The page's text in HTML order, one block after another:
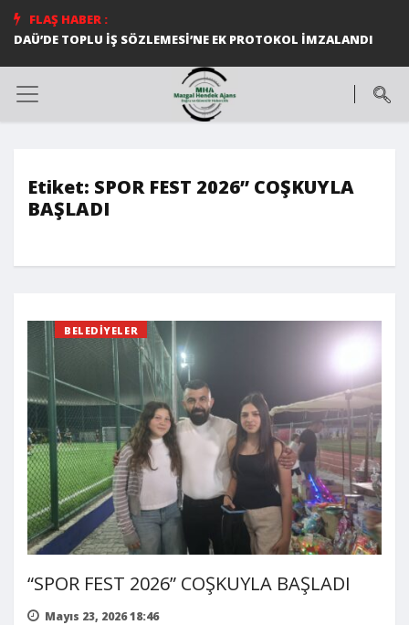
FLAŞ HABER :
DAÜ’DE TOPLU İŞ SÖZLEMESİ’NE EK PROTOKOL İMZALANDI
Etiket: SPOR FEST 2026” COŞKUYLA
BAŞLADI
BELEDIYELER
“SPOR FEST 2026” COŞKUYLA BAŞLADI
Mayıs 23, 2026 18:46